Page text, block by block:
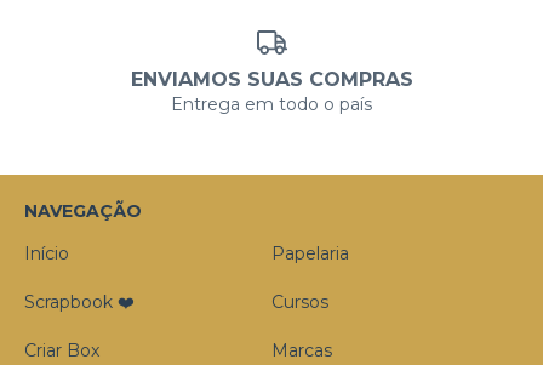
ENVIAMOS SUAS COMPRAS
Entrega em todo o país
NAVEGAÇÃO
Início
Papelaria
Scrapbook ❤️ Cursos
Criar Box Marcas